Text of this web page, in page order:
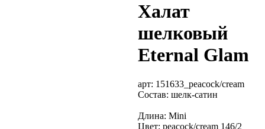
Халат
шелковый
Eternal Glam
арт: 151633_peacock/cream
Состав: шелк-сатин
Длина: Mini
Цвет: peacock/cream 146/2